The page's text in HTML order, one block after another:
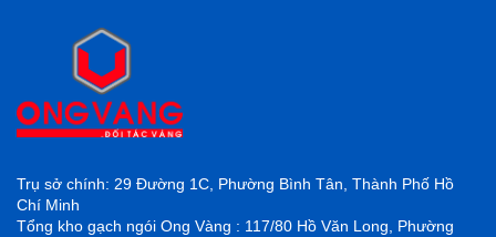
Trụ sở chính: 29 Đường 1C, Phường Bình Tân, Thành Phố Hồ
Chí Minh
Tổng kho gạch ngói Ong Vàng : 117/80 Hồ Văn Long, Phường